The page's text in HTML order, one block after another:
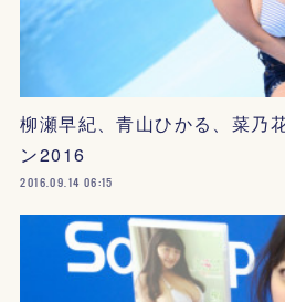
柳瀬早紀、青山ひかる、菜乃
ン2016
2016.09.14 06:15